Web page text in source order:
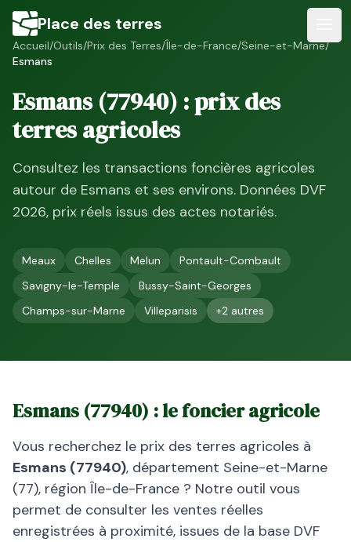
Place des terres
Accueil/Outils/Prix des Terres/Île-de-France/Seine-et-Marne/
Esmans
Esmans(77940) : prix des
terres agricoles
Consultez les transactions foncières agricoles
autour de Esmans et ses environs. Données DVF
2026, prix réels issus des actes notariés.
Meaux Chelles Melun
Pontault-Combault
Savigny-le-Temple
Bussy-Saint-Georges
Champs-sur-Marne
Villeparisis +2 autres
Esmans (77940) : le foncier agricole
Vous recherchez le prix des terres agricoles à
Esmans (77940), département Seine-et-Marne
(77), région Île-de-France ? Notre outil vous
permet de consulter les ventes réelles
enregistrées à proximité, issues de la base DVF